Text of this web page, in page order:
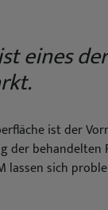
eines
ist der
sich